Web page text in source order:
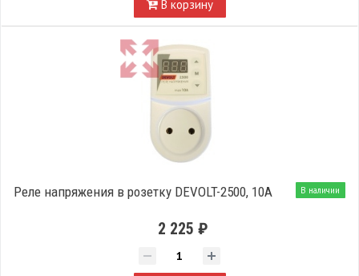
В корзину
В наличии
Реле напряжения в розетку DEVOLT-2500, 10A
2 225 ₽